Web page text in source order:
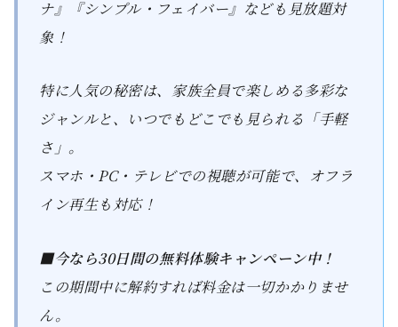
ナ』『シンプル・フェイバー』なども見放題対
象！
特に人気の秘密は、家族全員で楽しめる多彩な
ジャンルと、いつでもどこでも見られる「手軽
さ」。
スマホ・PC・テレビでの視聴が可能で、オフラ
イン再生も対応！
■今なら30日間の無料体験キャンペーン中！
この期間中に解約すれば料金は一切かかりませ
ん。